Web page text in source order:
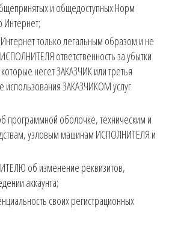
и общедоступных Норм
Интернет;
Интернет только легальным образом и не
ответственность за убытки
несет ЗАКАЗЧИК или третья
использования ЗАКАЗЧИКОМ услуг
программной оболочке, техническим и
узловым машинам ИСПОЛНИТЕЛЯ и
об изменение реквизитов,
аккаунта;
своих регистрационных